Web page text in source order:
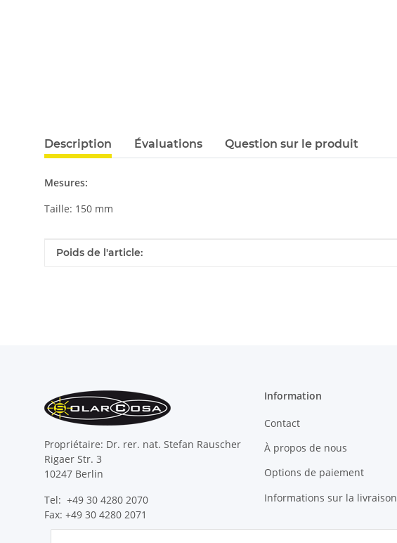
Description Évaluations Question sur le produit
Mesures:
Taille: 150 mm
#productDetails.itemInformation#
#productDetails.itemValue#
Poids de l'article:
Propriétaire: Dr. rer. nat. Stefan Rauscher
Rigaer Str. 3
10247 Berlin
Tel: +49 30 4280 2070
Fax: +49 30 4280 2071
Information
Contact
À propos de nous
Options de paiement
Informations sur la livraison